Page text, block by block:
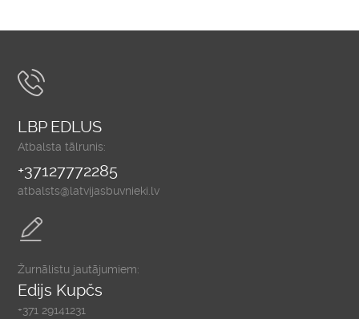
LBP EDLUS
Atbalsta tālrunis:
+37127772285
atbalsts@latvijasbuvnieki.lv
Žurnālistu jautājumiem:
Edijs Kupčs
+371 29141231